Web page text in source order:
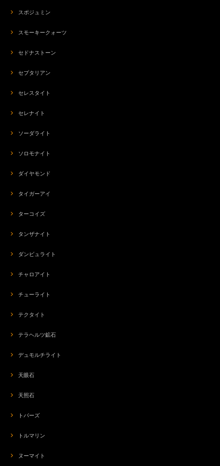
スポジュミン
スモーキークォーツ
セドナストーン
セプタリアン
セレスタイト
セレナイト
ソーダライト
ソロモナイト
ダイヤモンド
タイガーアイ
ターコイズ
タンザナイト
ダンビュライト
チャロアイト
チューライト
テクタイト
テラヘルツ鉱石
デュモルチライト
天眼石
天照石
トパーズ
トルマリン
ヌーマイト